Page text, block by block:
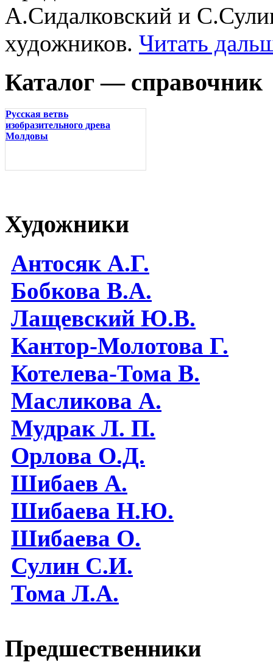
А.Сидалковский и
художников. Читать
Каталог — справочник
Русская ветвь
изобразительного древа
Молдовы
Художники
Антосяк А.Г.
Бобкова В.А.
Лащевский Ю.В.
Кантор-Молотова Г.
Котелева-Тома В.
Масликова А.
Мудрак Л. П.
Орлова О.Д.
Шибаев А.
Шибаева Н.Ю.
Шибаева O.
Сулин С.И.
Тома Л.А.
Предшественники